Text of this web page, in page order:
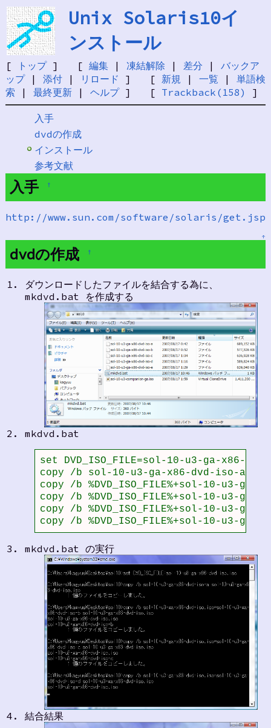
Unix Solaris10イ
ンストール
[ トップ] [ 編集| 凍結解除 | 差分 | バックア
ップ| 添付| リロード ] [ 新規 | 一覧 | 単語検
索 | 最終更新| ヘルプ] [ Trackback(158) ]
入手
dvdの作成
インストール
参考文献
入手 †
http://www.sun.com/software/solaris/get.jsp
↑
dvdの作成 †
ダウンロードしたファイルを結合する為に、
mkdvd.bat を作成する
mkdvd.bat
set DVD_ISO_FILE=sol-10-u3-ga-x86-
copy /b sol-10-u3-ga-x86-dvd-iso-a
copy /b %DVD_ISO_FILE%+sol-10-u3-ga-
copy /b %DVD_ISO_FILE%+sol-10-u3-ga-
copy /b %DVD_ISO_FILE%+sol-10-u3-ga-
copy /b %DVD_ISO_FILE%+sol-10-u3-ga-
mkdvd.bat の実行
結合結果